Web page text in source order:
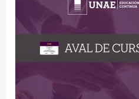
Aval de Cursos